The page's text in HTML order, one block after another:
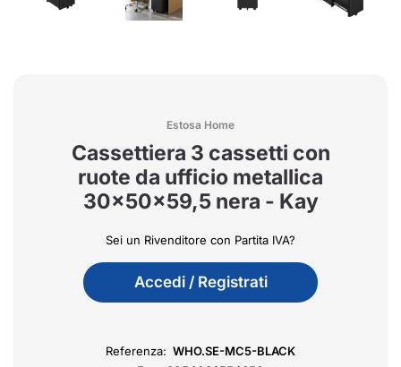
Estosa Home
Cassettiera 3 cassetti con
ruote da ufficio metallica
30x50x59,5 nera - Kay
Sei un Rivenditore con Partita IVA?
Accedi / Registrati
Referenza: WHO.SE-MC5-BLACK